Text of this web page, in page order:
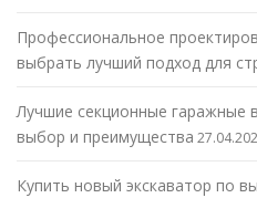
Профессиональное
выбрать лучший подход для
Лучшие секционные гаражные
выбор и преимущества
Купить новый экскаватор по